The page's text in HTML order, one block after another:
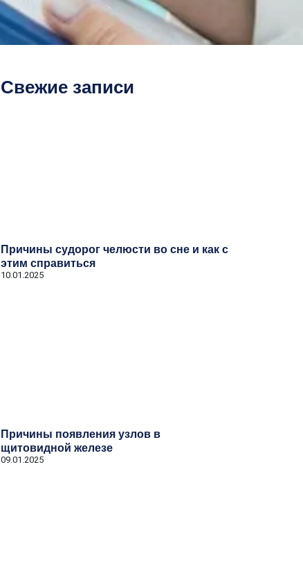
Свежие записи
Причины судорог челюсти во сне и как с
этим справиться
10.01.2025
Причины появления узлов в
щитовидной железе
09.01.2025